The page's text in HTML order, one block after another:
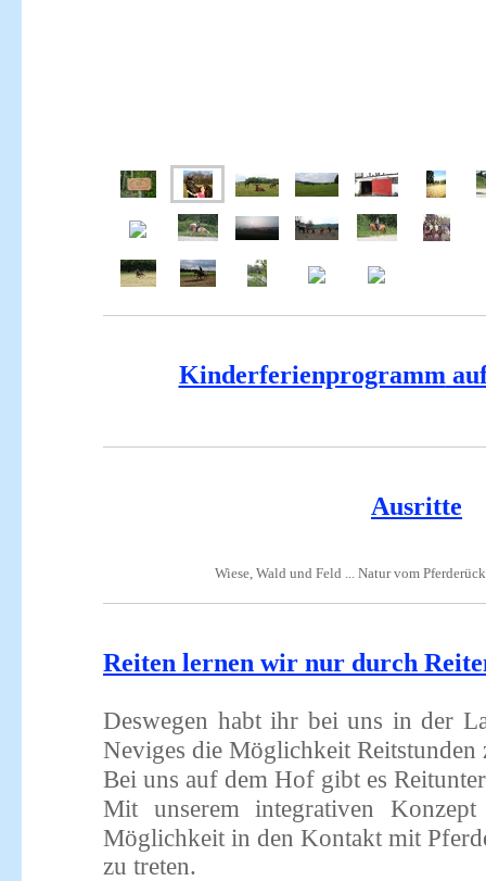
Kinderferienprogramm
Ausritte
Wiese, Wald und Feld ... Natur vom
Reiten lernen wir nur durch
Deswegen habt ihr bei uns in der
Neviges die Möglichkeit Reitstunden
Bei uns auf dem Hof gibt es
Mit unserem integrativen
Möglichkeit in den Kontakt mit
zu treten.